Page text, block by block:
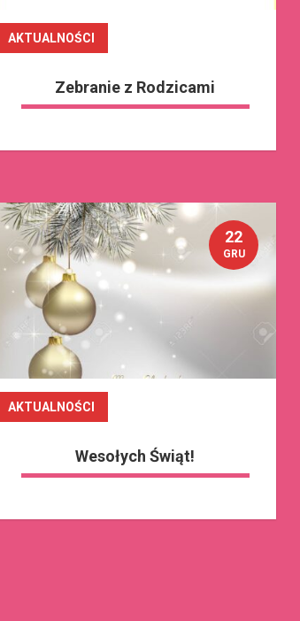
czytaj dalej
Zebranie z Rodzicami
AKTUALNOŚCI
czytaj dalej
Wesołych Świąt!
AKTUALNOŚCI
22
GRU